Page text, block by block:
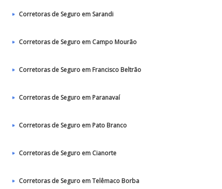
Corretoras de Seguro em Sarandi
Corretoras de Seguro em Campo Mourão
Corretoras de Seguro em Francisco Beltrão
Corretoras de Seguro em Paranavaí
Corretoras de Seguro em Pato Branco
Corretoras de Seguro em Cianorte
Corretoras de Seguro em Telêmaco Borba